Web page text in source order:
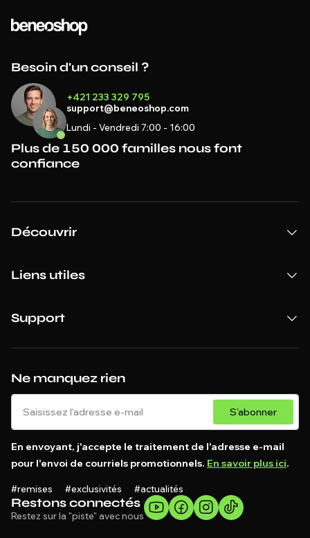
Restons connectés
Restez sur la "piste" avec nous
Ne manquez rien
S'abonner
En envoyant, j'accepte le traitement de l'adresse e-mail
pour l'envoi de courriels promotionnels. En savoir plus ici.
#remises #exclusivités #actualités
Besoin d'un conseil ?
+421 233 329 795
support@beneoshop.com
Lundi - Vendredi 7:00 - 16:00
Plus de 150 000 familles nous font
confiance
Découvrir
Liens utiles
Support